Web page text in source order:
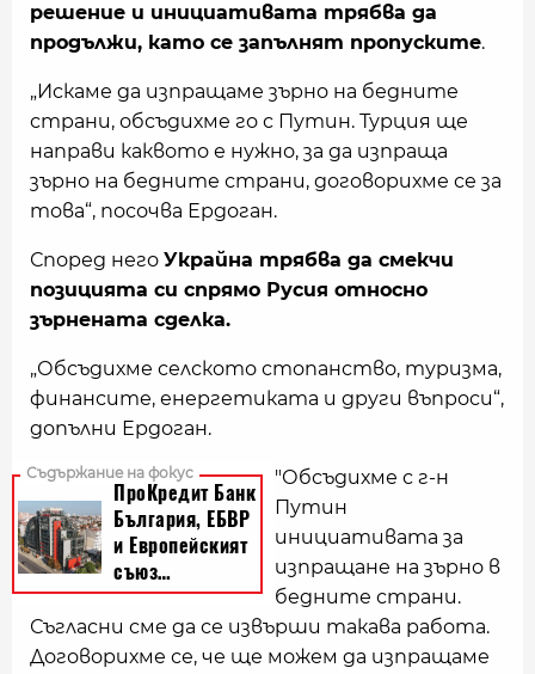
решение и инициативата трябва да
продължи, като се запълнят пропуските.
„Искаме да изпращаме зърно на бедните
страни, обсъдихме го с Путин. Турция ще
направи каквото е нужно, за да изпраща
зърно на бедните страни, договорихме се за
това“, посочва Ердоган.
Според него Украйна трябва да смекчи
позицията си спрямо Русия относно
зърнената сделка.
„Обсъдихме селското стопанство, туризма,
финансите, енергетиката и други въпроси“,
допълни Ердоган.
"Обсъдихме с г-н
Путин
инициативата за
изпращане на зърно в
бедните страни.
Съгласни сме да се извърши такава работа.
Договорихме се, че ще можем да изпращаме